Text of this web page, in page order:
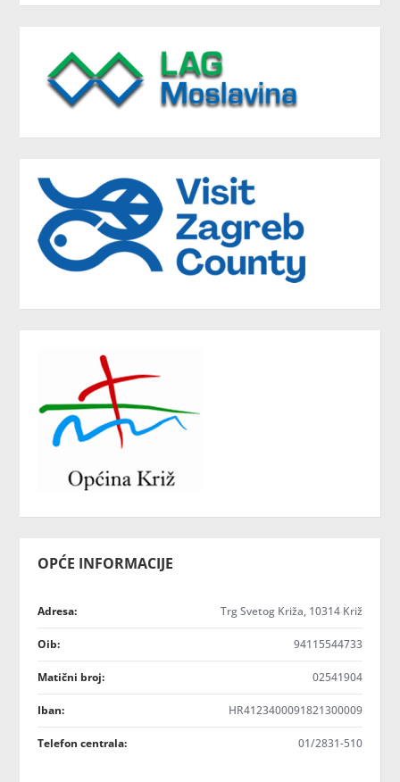
OPĆE INFORMACIJE
Adresa: Trg Svetog Križa, 10314 Križ
Oib: 94115544733
Matični broj: 02541904
Iban: HR4123400091821300009
Telefon centrala: 01/2831-510